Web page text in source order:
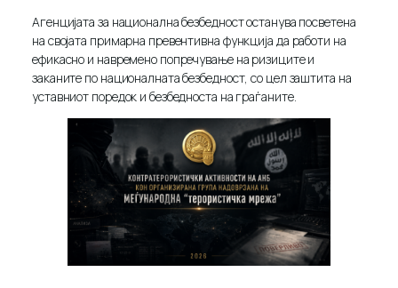
Агенцијата за национална безбедност останува посветена
на својата примарна превентивна функција да работи на
ефикасно и навремено попречување на ризиците и
заканите по националната безбедност, со цел заштита на
уставниот поредок и безбедноста на граѓаните.